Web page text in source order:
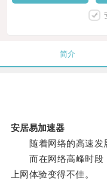
简介
安居易加速器
随着网络的高速发展
而在网络高峰时段
上网体验变得不佳。